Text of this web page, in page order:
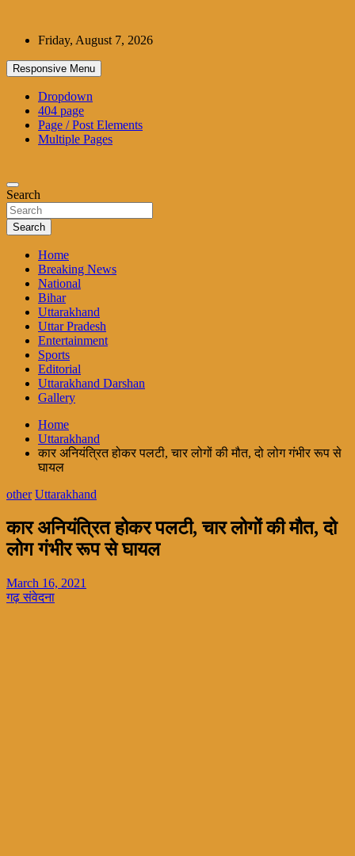
contentFriday, August 7, 2026
Responsive Menu
Dropdown
404 page
Page / Post Elements
Multiple Pages
Search
Search
Home
Breaking News
National
Bihar
Uttarakhand
Uttar Pradesh
Entertainment
Sports
Editorial
Uttarakhand Darshan
Gallery
Home
Uttarakhand
कार अनियंत्रित होकर पलटी, चार लोगों की मौत, दो लोग गंभीर रूप से
घायल
other Uttarakhand
कार अनियंत्रित होकर पलटी, चार लोगों की मौत, दो
लोग गंभीर रूप से घायल
March 16, 2021
गढ़ संवेदना